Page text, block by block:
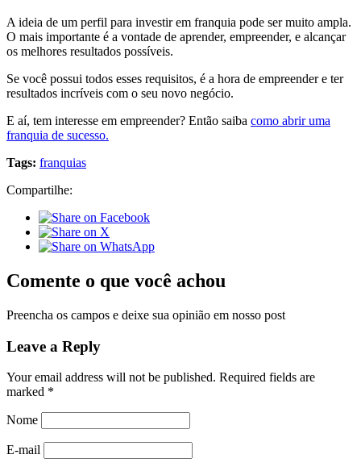
A ideia de um perfil para investir em franquia pode ser muito ampla.
O mais importante é a vontade de aprender, empreender, e alcançar
os melhores resultados possíveis.
Se você possui todos esses requisitos, é a hora de empreender e ter
resultados incríveis com o seu novo negócio.
E aí, tem interesse em empreender? Então saiba como abrir uma
franquia de sucesso.
Tags: franquias
Compartilhe:
Comente o que você achou
Preencha os campos e deixe sua opinião em nosso post
Leave a Reply
Your email address will not be published. Required fields are
marked *
Nome
E-mail